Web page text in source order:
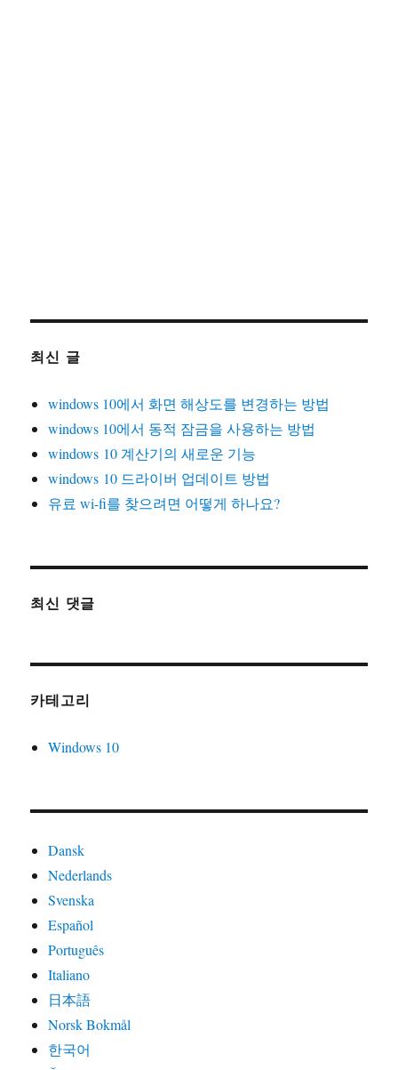
최신 글
windows 10에서 화면 해상도를 변경하는 방법
windows 10에서 동적 잠금을 사용하는 방법
windows 10 계산기의 새로운 기능
windows 10 드라이버 업데이트 방법
유료 wi-fi를 찾으려면 어떻게 하나요?
최신 댓글
카테고리
Windows 10
Dansk
Nederlands
Svenska
Español
Português
Italiano
日本語
Norsk Bokmål
한국어